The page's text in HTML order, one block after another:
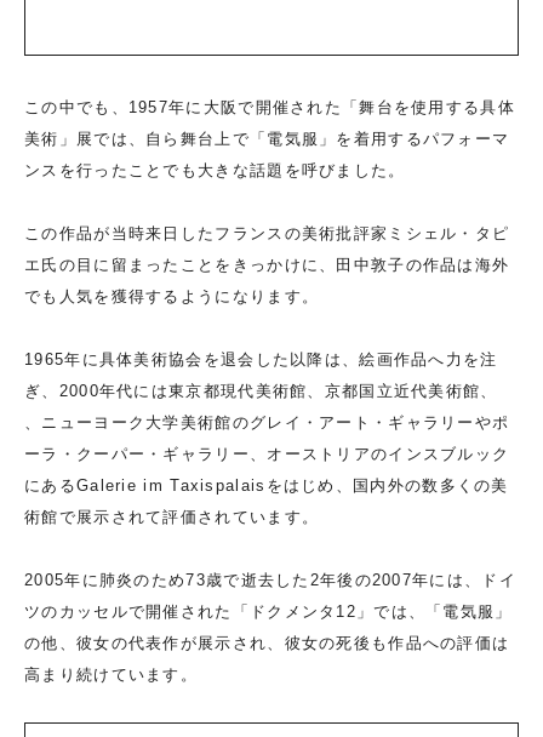
この中でも、1957年に大阪で開催された「舞台を使用する具体
美術」展では、自ら舞台上で「電気服」を着用するパフォーマ
ンスを行ったことでも大きな話題を呼びました。
この作品が当時来日したフランスの美術批評家ミシェル・タピ
エ氏の目に留まったことをきっかけに、田中敦子の作品は海外
でも人気を獲得するようになります。
1965年に具体美術協会を退会した以降は、絵画作品へ力を注
ぎ、2000年代には東京都現代美術館、京都国立近代美術館、
、ニューヨーク大学美術館のグレイ・アート・ギャラリーやポ
ーラ・クーパー・ギャラリー、オーストリアのインスブルック
にあるGalerie im Taxispalaisをはじめ、国内外の数多くの美
術館で展示されて評価されています。
2005年に肺炎のため73歳で逝去した2年後の2007年には、ドイ
ツのカッセルで開催された「ドクメンタ12」では、「電気服」
の他、彼女の代表作が展示され、彼女の死後も作品への評価は
高まり続けています。